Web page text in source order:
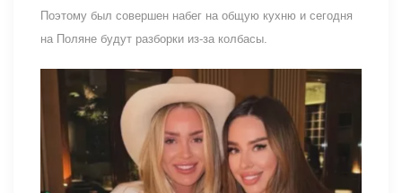
Поэтому был совершен набег на общую кухню и сегодня
на Поляне будут разборки из-за колбасы.